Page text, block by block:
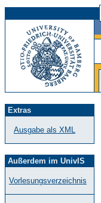
Extras
Ausgabe als XML
Außerdem im UnivIS
Vorlesungsverzeichnis